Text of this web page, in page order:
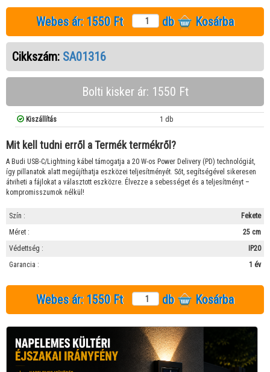
Webes ár: 1550 Ft db Kosárba
Cikkszám: SA01316
Bolti kisker ár: 1550 Ft
Kiszállítás 1 db
Mit kell tudni erről a Termék termékről?
A Budi USB-C/Lightning kábel támogatja a 20 W-os Power Delivery (PD) technológiát,
így pillanatok alatt megújíthatja eszközei teljesítményét. Sőt, segítségével sikeresen
átviheti a fájlokat a választott eszközre. Élvezze a sebességet és a teljesítményt –
kompromisszumok nélkül!
Szín :
Fekete
Méret :
25 cm
Védettség :
IP20
Garancia :
1 év
Webes ár: 1550 Ft db Kosárba